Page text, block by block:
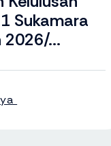
Sukamara
2026/...